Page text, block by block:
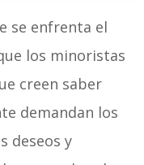
se enfrenta el
los minoristas
creen saber
demandan los
deseos y